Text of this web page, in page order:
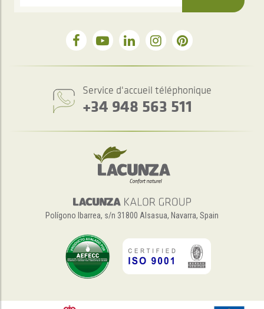
Service d'accueil téléphonique
+34 948 563 511
Polígono Ibarrea, s/n 31800 Alsasua, Navarra, Spain